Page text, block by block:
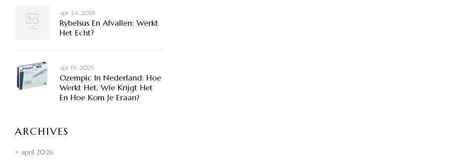
apr 24, 2026
Rybelsus En Afvallen: Werkt
Het Echt?
apr 19, 2026
Ozempic In Nederland: Hoe
Werkt Het, Wie Krijgt Het
En Hoe Kom Je Eraan?
ARCHIVES
april 2026